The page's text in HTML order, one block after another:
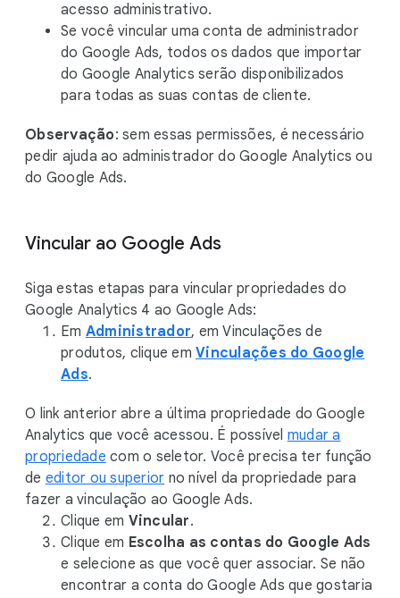
acesso administrativo.
Se você vincular uma conta de administrador
do Google Ads, todos os dados que importar
do Google Analytics serão disponibilizados
para todas as suas contas de cliente.
Observação: sem essas permissões, é necessário
pedir ajuda ao administrador do Google Analytics ou
do Google Ads.
Vincular ao Google Ads
Siga estas etapas para vincular propriedades do
Google Analytics 4 ao Google Ads:
Em Administrador, em Vinculações de
produtos, clique em Vinculações do Google
Ads.
O link anterior abre a última propriedade do Google
Analytics que você acessou. É possível mudar a
propriedade com o seletor. Você precisa ter função
de editor ou superior no nível da propriedade para
fazer a vinculação ao Google Ads.
Clique em Vincular.
Clique em Escolha as contas do Google Ads
e selecione as que você quer associar. Se não
encontrar a conta do Google Ads que gostaria